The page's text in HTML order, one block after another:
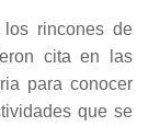
los rincones de
cita en las
para conocer
que se